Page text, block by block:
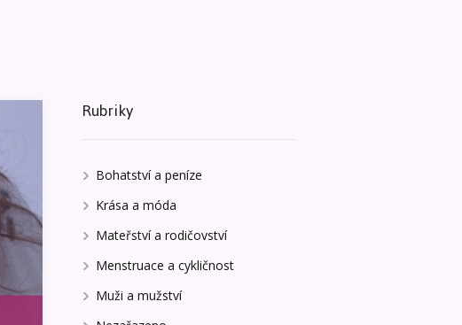
Rubriky
Bohatství a peníze
Krása a móda
Mateřství a rodičovství
Menstruace a cykličnost
Muži a mužství